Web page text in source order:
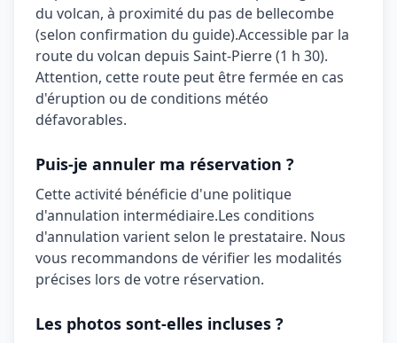
du volcan, à proximité du pas de bellecombe
(selon confirmation du guide).Accessible par la
route du volcan depuis Saint-Pierre (1 h 30).
Attention, cette route peut être fermée en cas
d'éruption ou de conditions météo
défavorables.
Puis-je annuler ma réservation ?
Cette activité bénéficie d'une politique
d'annulation intermédiaire.Les conditions
d'annulation varient selon le prestataire. Nous
vous recommandons de vérifier les modalités
précises lors de votre réservation.
Les photos sont-elles incluses ?